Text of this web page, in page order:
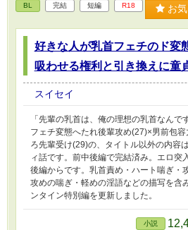
われ→愛されの要素が
※表紙の背景は祭屋
す。 https://
BL 完結 短編 R18 お
好きな人が乳首フェチのド変
吸わせる権利と引き換えに童
スイセイ
「先輩の乳首は、俺の理想の乳首なんで
フェチ変態へたれ後輩攻め(27)×男前包
ろ先輩受け(29)の、タイトル以外の内容
ィ話です。前中後編で完結済み。エロ突
後編からです。乳首責め・ハート喘ぎ・
攻めの喘ぎ・軽めの淫語などの描写を含
ンタイン特別編を更新しました。
小説